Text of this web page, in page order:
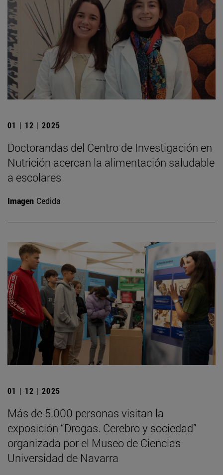
01 | 12 | 2025
Doctorandas del Centro de Investigación en
Nutrición acercan la alimentación saludable
a escolares
Imagen Cedida
01 | 12 | 2025
Más de 5.000 personas visitan la
exposición “Drogas. Cerebro y sociedad”
organizada por el Museo de Ciencias
Universidad de Navarra